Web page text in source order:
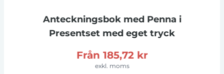
Anteckningsbok med Penna i
Presentset med eget tryck
Från 185,72 kr
exkl. moms